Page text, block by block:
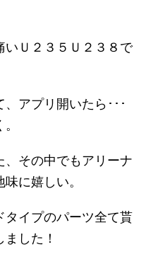
いＵ２３５Ｕ２３８で
アプリ開いたら･･･
、その中でもアリーナ
に嬉しい。
タイプのパーツ全て貰
した！